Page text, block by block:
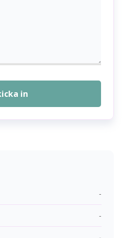
in
-
-